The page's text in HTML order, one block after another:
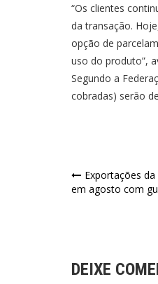
“Os clientes
da transação.
opção de
uso do produto”,
Segundo a
cobradas) serão
Exportações
em agosto com
DEIXE